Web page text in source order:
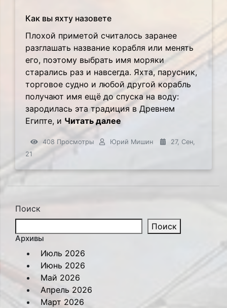
Как вы яхту назовете
Плохой приметой считалось заранее
разглашать название корабля или менять
его, поэтому выбрать имя моряки
старались раз и навсегда. Яхта, парусник,
торговое судно и любой другой корабль
получают имя ещё до спуска на воду:
зародилась эта традиция в Древнем
Египте, и Читать далее
408 Просмотры Юрий Мишин
27, Сен,
21
Поиск
Поиск
Архивы
Июль 2026
Июнь 2026
Май 2026
Апрель 2026
Март 2026